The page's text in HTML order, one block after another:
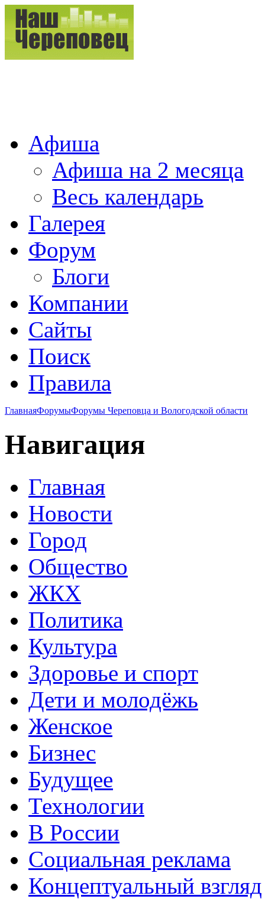
Афиша
Афиша на 2 месяца
Весь календарь
Галерея
Форум
Блоги
Компании
Сайты
Поиск
Правила
ГлавнаяФорумыФорумы Череповца и Вологодской области
Навигация
Главная
Новости
Город
Общество
ЖКХ
Политика
Культура
Здоровье и спорт
Дети и молодёжь
Женское
Бизнес
Будущее
Технологии
В России
Социальная реклама
Концептуальный взгляд